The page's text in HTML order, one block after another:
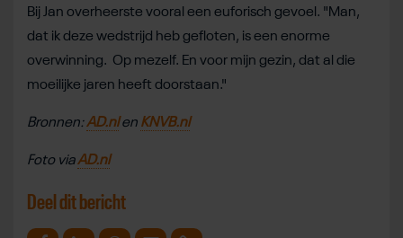
Bij Jan overheerste vooral een euforisch gevoel. "Man,
dat ik deze wedstrijd heb gefloten, is een enorme
overwinning. Op mezelf. En voor mijn gezin, dat al die
moeilijke jaren heeft doorstaan."
Bronnen:AD.nlen KNVB.nl
Foto viaAD.nl
Deel dit bericht